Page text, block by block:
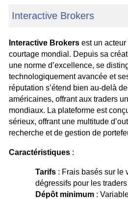
Interactive Brokers
Interactive Brokers est un
courtage mondial. Depuis sa
une norme d’excellence, se
technologiquement avancée et
réputation s’étend bien au-delà
américaines, offrant aux traders
mondiaux. La plateforme est
sérieux, offrant une multitude
recherche et de gestion de
Caractéristiques :
Tarifs : Frais basés sur le
dégressifs pour les
Dépôt minimum :